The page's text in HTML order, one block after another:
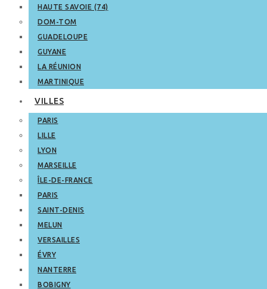
HAUTE SAVOIE (74)
DOM-TOM
GUADELOUPE
GUYANE
LA RÉUNION
MARTINIQUE
VILLES
PARIS
LILLE
LYON
MARSEILLE
ÎLE-DE-FRANCE
PARIS
SAINT-DENIS
MELUN
VERSAILLES
ÉVRY
NANTERRE
BOBIGNY